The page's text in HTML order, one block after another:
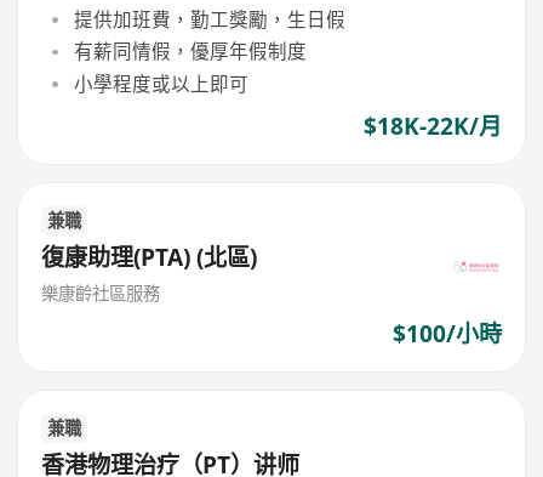
提供加班費，勤工獎勵，生日假
有薪同情假，優厚年假制度
小學程度或以上即可
$18K-22K/月
兼職
復康助理(PTA) (北區)
樂康齡社區服務
$100/小時
兼職
香港物理治疗（PT）讲师